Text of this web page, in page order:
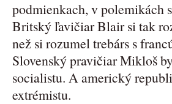
podmienkach, v polemikách
Britský ľavičiar Blair si tak
než si rozumel trebárs s
Slovenský pravičiar Mikloš
socialistu. A americký
extrémistu.